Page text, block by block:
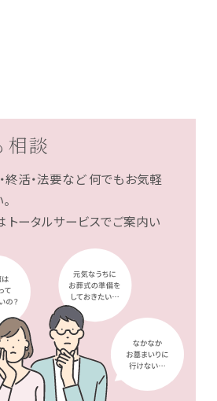
相談
終活・法要など何でもお気軽
トータルサービスでご案内い